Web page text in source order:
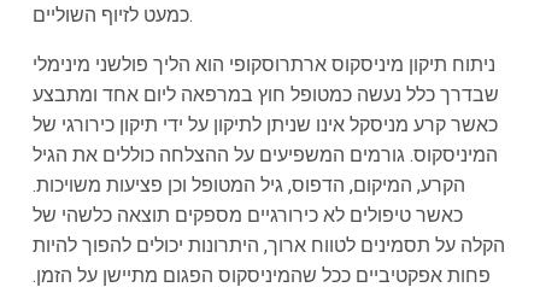
כמעט לזיוף השוליים.
ניתוח תיקון מיניסקוס ארתרוסקופי הוא הליך פולשני מינימלי
שבדרך כלל נעשה כמטופל חוץ במרפאה ליום אחד ומתבצע
כאשר קרע מניסקל אינו שניתן לתיקון על ידי תיקון כירורגי של
המיניסקוס. גורמים המשפיעים על ההצלחה כוללים את הגיל
הקרע, המיקום, הדפוס, גיל המטופל וכן פציעות משויכות.
כאשר טיפולים לא כירורגיים מספקים תוצאה כלשהי של
הקלה על תסמינים לטווח ארוך, היתרונות יכולים להפוך להיות
פחות אפקטיביים ככל שהמיניסקוס הפגום מתיישן על הזמן.